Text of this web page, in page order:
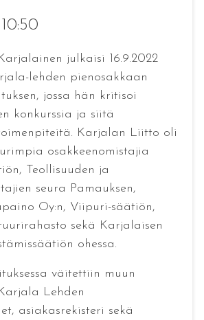
julkaisi 16.9.2022
lehden pienosakkaan
jossa hän kritisoi
konkurssia ja siitä
Karjalan Liitto oli
osakkeenomistajia
Teollisuuden ja
seura Pamauksen,
Oy:n, Viipuri-säätiön,
sekä Karjalaisen
ohessa.
väitettiin muun
Lehden
asiakasrekisteri sekä